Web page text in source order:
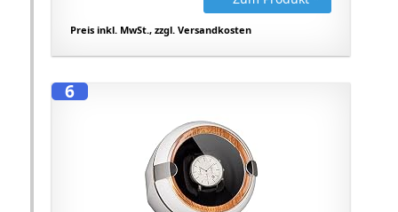
Preis inkl. MwSt., zzgl. Versandkosten
6